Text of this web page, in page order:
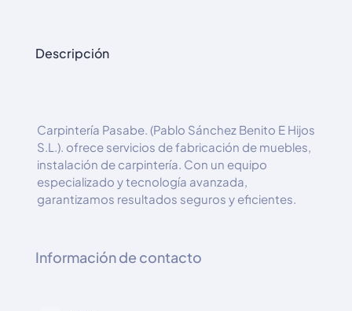
Descripción
Carpintería Pasabe. (Pablo Sánchez Benito E Hijos
S.L.). ofrece servicios de fabricación de muebles,
instalación de carpintería. Con un equipo
especializado y tecnología avanzada,
garantizamos resultados seguros y eficientes.
Información de contacto